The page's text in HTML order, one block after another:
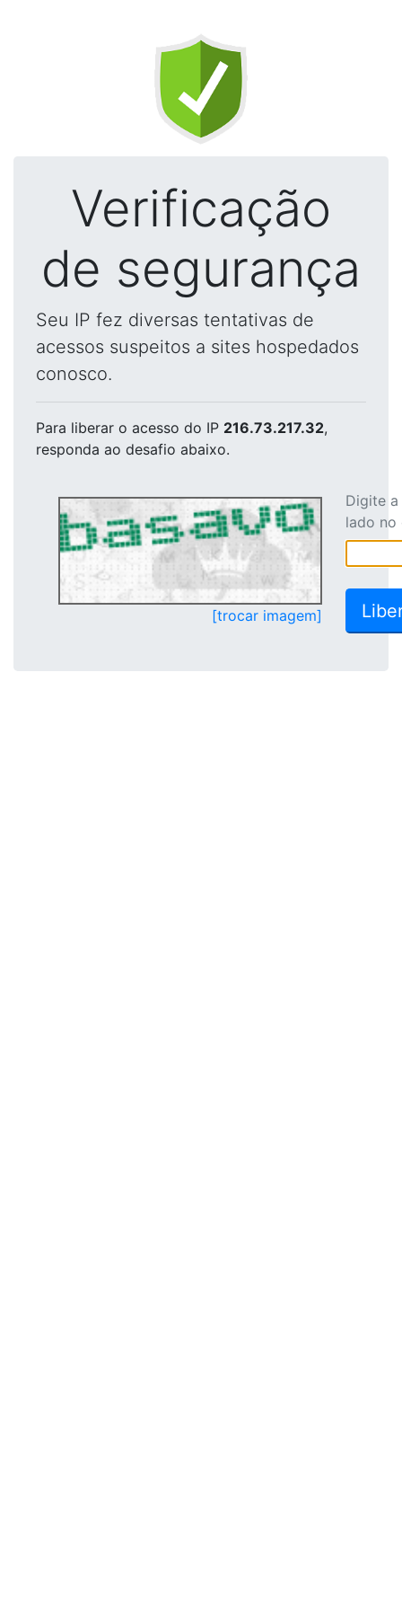
Verificação
de segurança
Seu IP fez diversas tentativas de
acessos suspeitos a sites hospedados
conosco.
Para liberar o acesso do IP 216.73.217.32,
responda ao desafio abaixo.
[trocar imagem]
Digite
lado no